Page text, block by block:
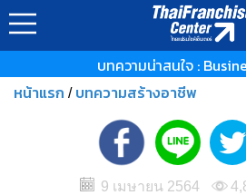
บทความน่าสนใจ :
หน้าแรก / บทความสร้างอาชีพ
9 เมษายน 2564